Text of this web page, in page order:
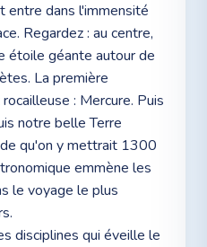
dans l'immensité
Regardez : au centre,
étoile géante autour de
La première
: Mercure. Puis
notre belle Terre
qu'on y mettrait 1300
emmène les
le voyage le plus
disciplines qui éveille le